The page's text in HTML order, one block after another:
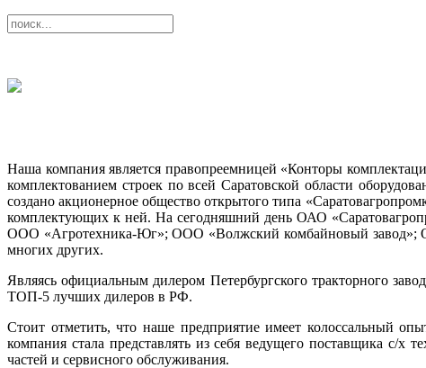
Наша компания является правопреемницей «Конторы
комплектованием строек по всей Саратовской области
создано акционерное общество открытого типа
комплектующих к ней. На сегодняшний день ОАО
ООО «Агротехника-Юг»; ООО «Волжский комбайновый
многих других.
Являясь официальным дилером Петербургского тракторного
ТОП-5 лучших дилеров в РФ.
Стоит отметить, что наше предприятие имеет колоссальный
компания стала представлять из себя ведущего поставщика с/х
частей и сервисного обслуживания.